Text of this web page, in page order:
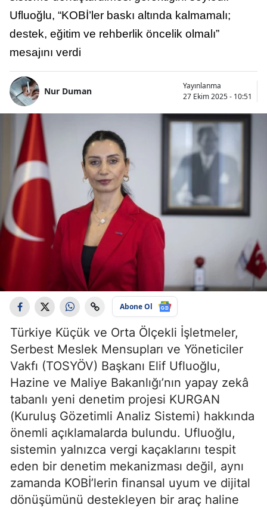
Ufluoğlu, “KOBİ’ler baskı altında kalmamalı;
destek, eğitim ve rehberlik öncelik olmalı”
mesajını verdi
Nur Duman
Yayınlanma
27 Ekim 2025 - 10:51
Abone Ol
Türkiye Küçük ve Orta Ölçekli İşletmeler,
Serbest Meslek Mensupları ve Yöneticiler
Vakfı (TOSYÖV) Başkanı Elif Ufluoğlu,
Hazine ve Maliye Bakanlığı’nın yapay zekâ
tabanlı yeni denetim projesi KURGAN
(Kuruluş Gözetimli Analiz Sistemi) hakkında
önemli açıklamalarda bulundu. Ufluoğlu,
sistemin yalnızca vergi kaçaklarını tespit
eden bir denetim mekanizması değil, aynı
zamanda KOBİ’lerin finansal uyum ve dijital
dönüşümünü destekleyen bir araç haline